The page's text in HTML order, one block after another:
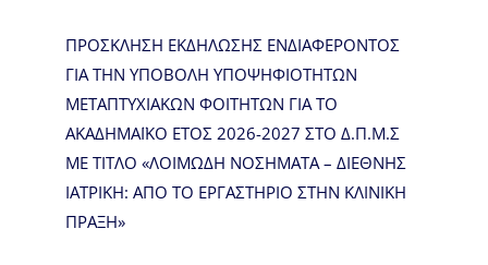
ΠΡΟΣΚΛΗΣΗ ΕΚΔΗΛΩΣΗΣ ΕΝΔΙΑΦΕΡΟΝΤΟΣ
ΓΙΑ ΤΗΝ ΥΠΟΒΟΛΗ ΥΠΟΨΗΦΙΟΤΗΤΩΝ
ΜΕΤΑΠΤΥΧΙΑΚΩΝ ΦΟΙΤΗΤΩΝ ΓΙΑ ΤΟ
ΑΚΑΔΗΜΑΪΚΟ ΕΤΟΣ 2026-2027 ΣΤΟ Δ.Π.Μ.Σ
ΜΕ ΤΙΤΛΟ «ΛΟΙΜΩΔΗ ΝΟΣΗΜΑΤΑ – ΔΙΕΘΝΗΣ
ΙΑΤΡΙΚΗ: ΑΠΟ ΤΟ ΕΡΓΑΣΤΗΡΙΟ ΣΤΗΝ ΚΛΙΝΙΚΗ
ΠΡΑΞΗ»